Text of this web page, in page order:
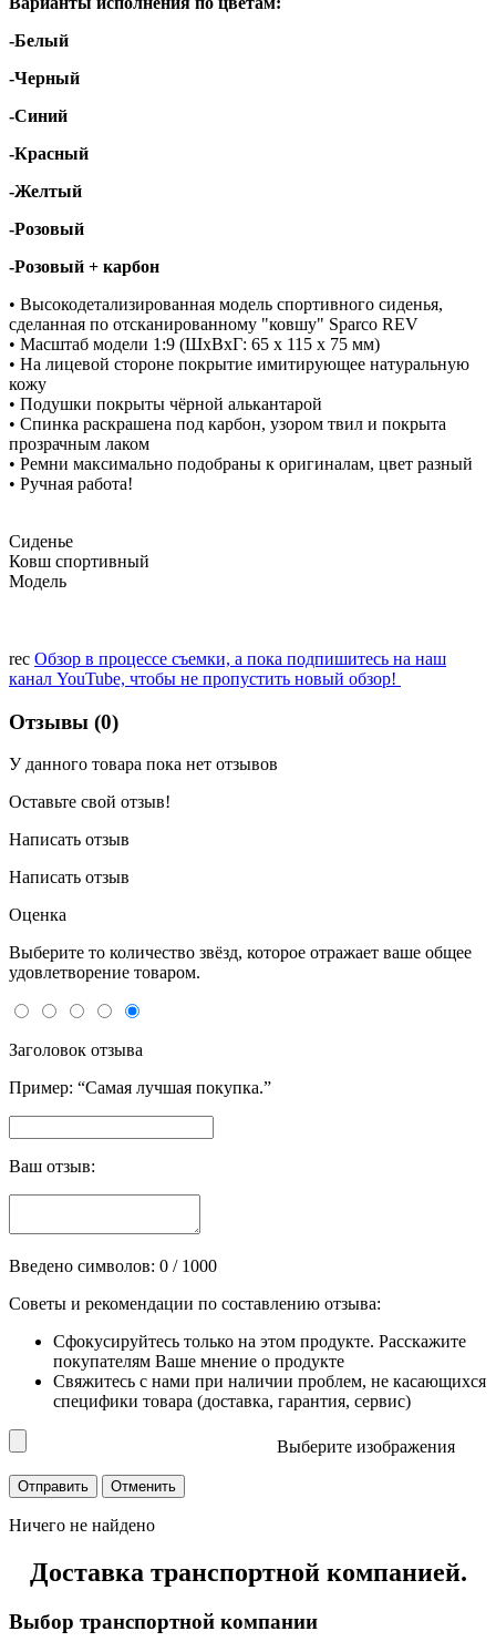
-Белый
-Черный
-Синий
-Красный
-Желтый
-Розовый
-Розовый + карбон
• Высокодетализированная модель спортивного сиденья,
сделанная по отсканированному "ковшу" Sparco REV
• Масштаб модели 1:9 (ШхВхГ: 65 х 115 х 75 мм)
• На лицевой стороне покрытие имитирующее натуральную
кожу
• Подушки покрыты чёрной алькантарой
• Спинка раскрашена под карбон, узором твил и покрыта
прозрачным лаком
• Ремни максимально подобраны к оригиналам, цвет разный
• Ручная работа!
Сиденье
Ковш спортивный
Модель
rec Обзор в процессе съемки, а пока подпишитесь на наш
канал YouTube, чтобы не пропустить новый обзор!
Отзывы (0)
У данного товара пока нет отзывов
Оставьте свой отзыв!
Написать отзыв
Написать отзыв
Оценка
Выберите то количество звёзд, которое отражает ваше общее
удовлетворение товаром.
Заголовок отзыва
Пример: “Самая лучшая покупка.”
Ваш отзыв:
Введено символов: 0 / 1000
Советы и рекомендации по составлению отзыва:
Сфокусируйтесь только на этом продукте. Расскажите
покупателям Ваше мнение о продукте
Свяжитесь с нами при наличии проблем, не касающихся
специфики товара (доставка, гарантия, сервис)
Выберите изображения
Ничего не найдено
Доставка транспортной компанией.
Выбор транспортной компании